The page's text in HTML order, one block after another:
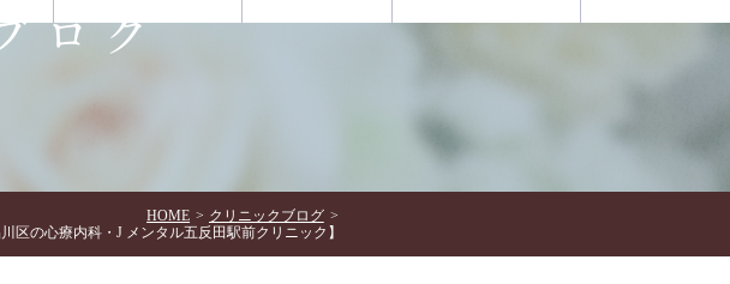
・診療時間
リワーク外来
ログ
HOME
クリニックブログ
の心療内科・J メンタル五反田駅前クリニック】